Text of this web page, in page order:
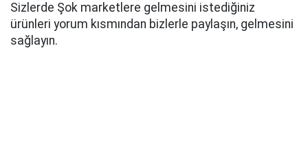
Sizlerde Şok marketlere gelmesini istediğiniz
ürünleri yorum kısmından bizlerle paylaşın, gelmesini
sağlayın.